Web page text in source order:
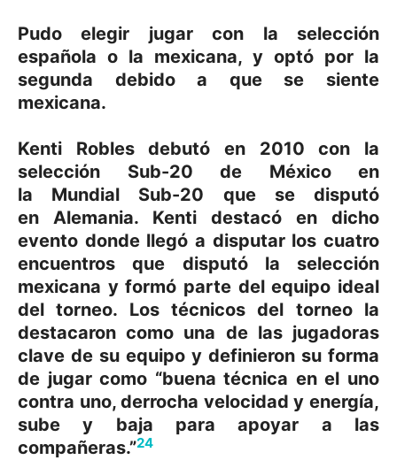
Pudo elegir jugar con la selección
española o la mexicana, y optó por la
segunda debido a que se siente
mexicana.
Kenti Robles debutó en 2010 con la
selección Sub-20 de México en
la Mundial Sub-20 que se disputó
en Alemania. ​ Kenti destacó en dicho
evento donde llegó a disputar los cuatro
encuentros que disputó la selección
mexicana y formó parte del equipo ideal
del torneo. Los técnicos del torneo la
destacaron como una de las jugadoras
clave de su equipo y definieron su forma
de jugar como “buena técnica en el uno
contra uno, derrocha velocidad y energía,
sube y baja para apoyar a las
compañeras.”24